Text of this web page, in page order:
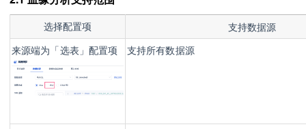
选择配置项 支持数据源
来源端为「选表」配置项 支持所有数据源